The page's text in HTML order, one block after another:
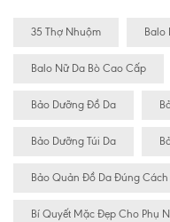
35 Thợ Nhuộm Balo
Balo Nữ Da Bò Cao Cấp
Bảo Dưỡng Đồ Da
Bảo Dưỡng Túi Da
Bảo Quản Đồ Da Đúng Cách
Bí Quyết Mặc Đẹp Cho Phụ